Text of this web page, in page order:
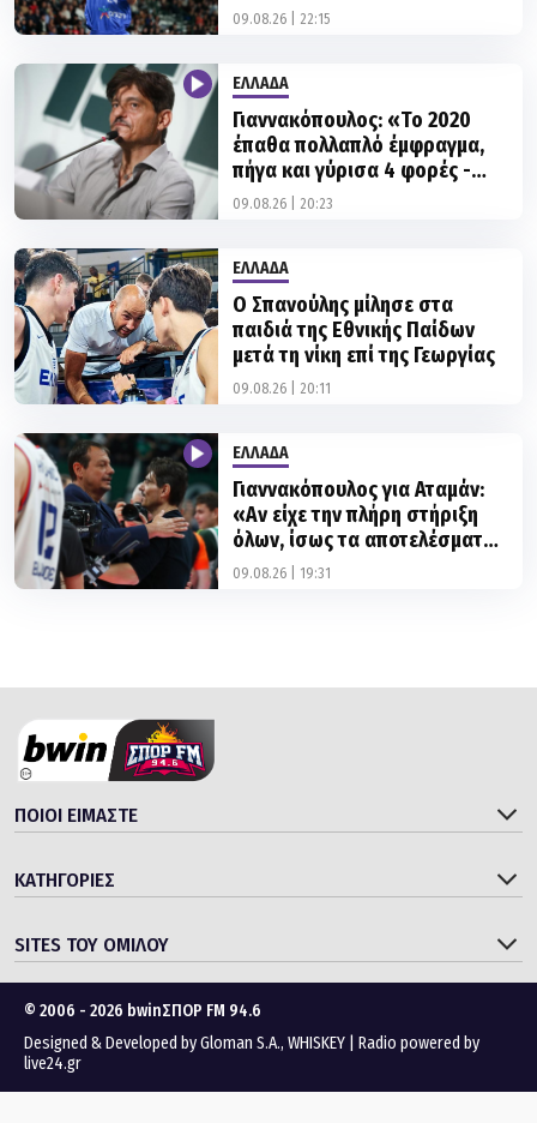
09.08.26 | 22:15
ΕΛΛΑΔΑ
Γιαννακόπουλος: «Το 2020
έπαθα πολλαπλό έμφραγμα,
πήγα και γύρισα 4 φορές -
Άλλαξα εντελώς ως άνθρωπος
09.08.26 | 20:23
ΕΛΛΑΔΑ
Ο Σπανούλης μίλησε στα
παιδιά της Εθνικής Παίδων
μετά τη νίκη επί της Γεωργίας
09.08.26 | 20:11
ΕΛΛΑΔΑ
Γιαννακόπουλος για Αταμάν:
«Αν είχε την πλήρη στήριξη
όλων, ίσως τα αποτελέσματα
να ήταν διαφορετικά»
09.08.26 | 19:31
ΠΟΙΟΙ ΕΙΜΑΣΤΕ
ΚΑΤΗΓΟΡΙΕΣ
SITES ΤΟΥ ΟΜΙΛΟΥ
© 2006 - 2026 bwinΣΠΟΡ FM 94.6
Designed & Developed byGloman S.A., WHISKEY
Radio powered by
live24.gr